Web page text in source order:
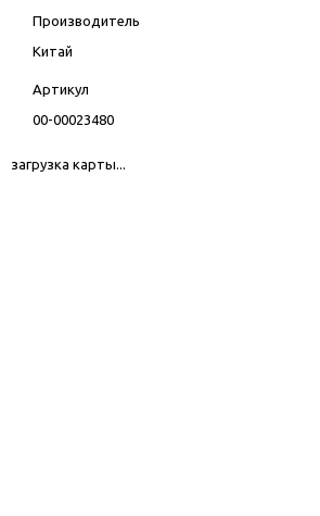
Производитель
Китай
Артикул
00-00023480
загрузка карты...